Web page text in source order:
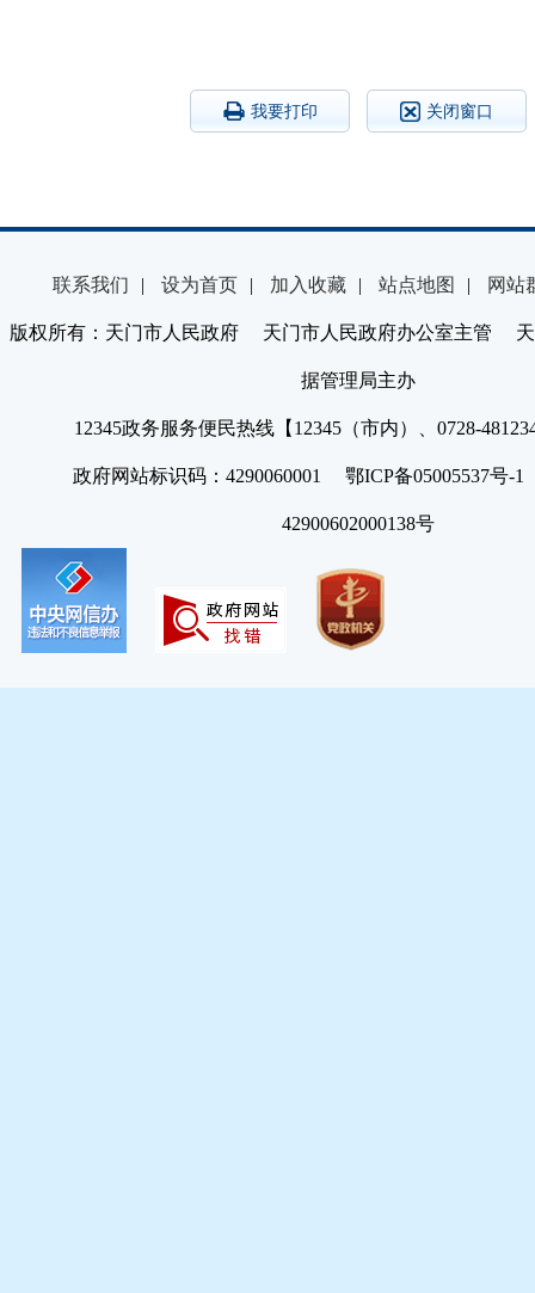
我要打印 关闭窗口
联系我们 | 设为首页 | 加入收藏 | 站点地图 | 网站
版权所有：天门市人民政府 天门市人民政府办公室主管 天
据管理局主办
12345政务服务便民热线【12345（市内）、0728-
政府网站标识码：4290060001 鄂ICP备05005537号
42900602000138号